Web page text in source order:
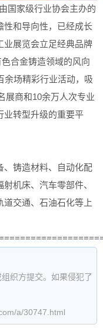
国家级行业协会主办的
性和导向性，已经成长
业展览会立足经典品牌
合金铸造领域的风向
余场精彩行业活动，吸
展商和10余万人次专业
业转型升级的重要平
、铸造材料、自动化配
机床、汽车零部件、
道交通、石油石化等上
织方提交。如果侵犯了
a/30747.html